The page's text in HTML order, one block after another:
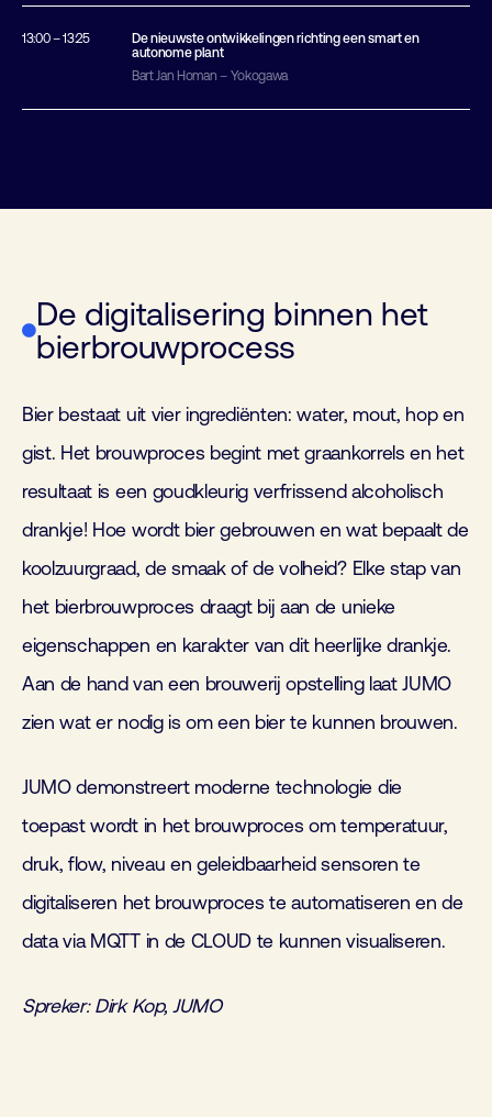
13:00 – 13:25
De nieuwste ontwikkelingen richting een smart en
autonome plant
Bart Jan Homan – Yokogawa
De digitalisering binnen het
bierbrouwprocess
Bier bestaat uit vier ingrediënten: water, mout, hop en
gist. Het brouwproces begint met graankorrels en het
resultaat is een goudkleurig verfrissend alcoholisch
drankje! Hoe wordt bier gebrouwen en wat bepaalt de
koolzuurgraad, de smaak of de volheid? Elke stap van
het bierbrouwproces draagt bij aan de unieke
eigenschappen en karakter van dit heerlijke drankje.
Aan de hand van een brouwerij opstelling laat JUMO
zien wat er nodig is om een bier te kunnen brouwen.
JUMO demonstreert moderne technologie die
toepast wordt in het brouwproces om temperatuur,
druk, flow, niveau en geleidbaarheid sensoren te
digitaliseren het brouwproces te automatiseren en de
data via MQTT in de CLOUD te kunnen visualiseren.
Spreker: Dirk Kop, JUMO